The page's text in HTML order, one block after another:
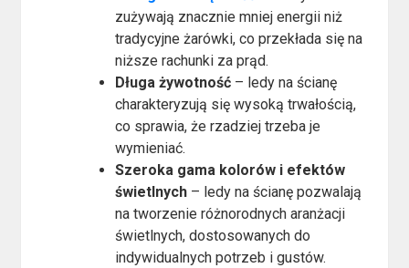
zużywają znacznie mniej energii niż
tradycyjne żarówki, co przekłada się na
niższe rachunki za prąd.
Długa żywotność – ledy na ścianę
charakteryzują się wysoką trwałością,
co sprawia, że rzadziej trzeba je
wymieniać.
Szeroka gama kolorów i efektów
świetlnych – ledy na ścianę pozwalają
na tworzenie różnorodnych aranżacji
świetlnych, dostosowanych do
indywidualnych potrzeb i gustów.